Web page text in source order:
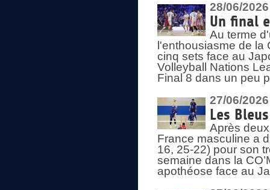
28/06/2026
Un final
Au terme
l'enthousiasme de
cinq sets face au
Volleyball Nations
Final 8 dans un peu
27/06/2026
Les
Après
France masculine a
16, 25-22) pour son
semaine dans la
apothéose face au